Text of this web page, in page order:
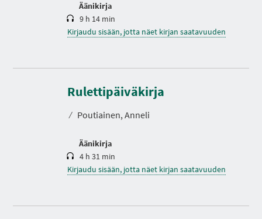
Äänikirja
9 h 14 min
Kirjaudu sisään, jotta näet kirjan saatavuuden
Rulettipäiväkirja
⁄ Poutiainen, Anneli
Äänikirja
K
s
t
4 h 31 min
Kirjaudu sisään, jotta näet kirjan saatavuuden